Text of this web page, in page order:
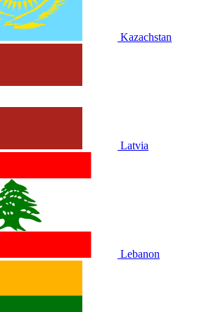
Kazachstan
Latvia
Lebanon